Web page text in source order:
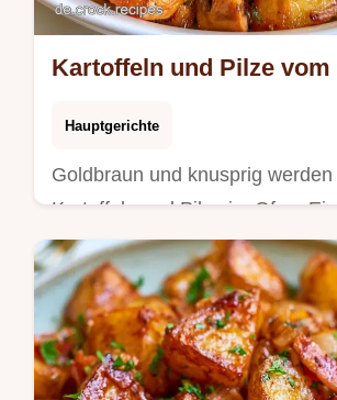
Kartoffeln und Pilze vom
Hauptgerichte
Goldbraun und knusprig
Kartoffeln und Pilze im Ofen.
übersichtliche Tabelle zu Zeit
Ihnen bei der Planung. Jetzt